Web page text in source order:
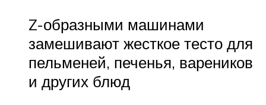
Z-образными машинами
замешивают жесткое тесто для
пельменей, печенья, вареников
и других блюд